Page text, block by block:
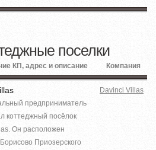
поселки
КП, адрес и описание Компания
предприниматель
коттеджный посёлок
Он расположен
Приозерского
Davinci Villas